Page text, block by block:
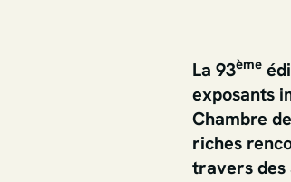
La 93ème
exposants
Chambre
riches
travers des